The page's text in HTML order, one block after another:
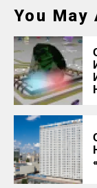
You May